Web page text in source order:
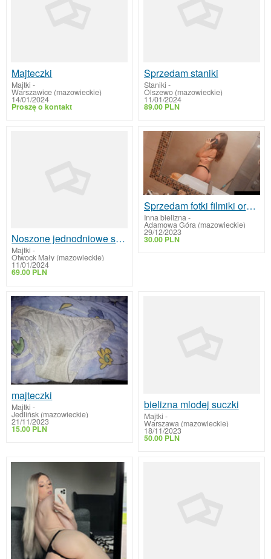
Majteczki
Majtki -
Warszawice (mazowieckie)
14/01/2024
Proszę o kontakt
Sprzedam staniki
Staniki -
Olszewo (mazowieckie)
11/01/2024
89.00 PLN
Noszone jednodniowe stringi
Majtki -
Otwock Mały (mazowieckie)
11/01/2024
69.00 PLN
Sprzedam fotki filmiki oraz majtki rajstopy noszone
Inna bielizna-
Adamowa Góra (mazowieckie)
29/12/2023
30.00 PLN
majteczki
Majtki -
Jedlińsk (mazowieckie)
21/11/2023
15.00 PLN
bielizna mlodej suczki
Majtki -
Warszawa (mazowieckie)
18/11/2023
50.00 PLN